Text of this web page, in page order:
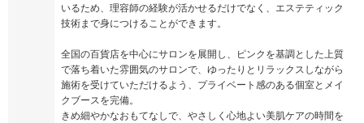
いるため、理容師の経験が活かせるだけでなく、エステティック
技術まで身につけることができます。
全国の百貨店を中心にサロンを展開し、ピンクを基調とした上質
で落ち着いた雰囲気のサロンで、ゆったりとリラックスしながら
施術を受けていただけるよう、プライベート感のある個室とメイ
クブースを完備。
きめ細やかなおもてなしで、やさしく心地よい美肌ケアの時間を